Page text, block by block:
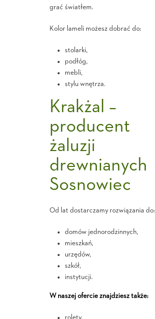
grać światłem.
Kolor lameli możesz dobrać do:
stolarki,
podłóg,
mebli,
stylu wnętrza.
Krakżal –
producent
żaluzji
drewnianych
Sosnowiec
Od lat dostarczamy rozwiązania do:
domów jednorodzinnych,
mieszkań,
urzędów,
szkół,
instytucji.
W naszej ofercie znajdziesz także:
rolety,